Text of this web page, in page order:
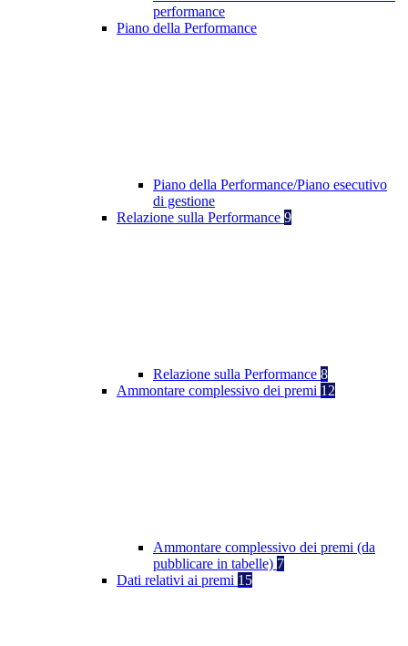
performance
Piano della Performance
Piano della Performance/Piano esecutivo
di gestione
Relazione sulla Performance 9
Relazione sulla Performance 8
Ammontare complessivo dei premi 12
Ammontare complessivo dei premi (da
pubblicare in tabelle) 7
Dati relativi ai premi 15